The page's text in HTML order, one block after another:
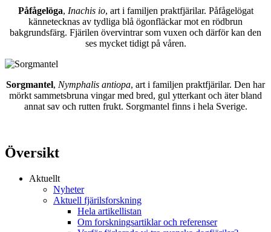
Påfågelöga, Inachis io, art i familjen praktfjärilar. Påfågelögat
kännetecknas av tydliga blå ögonfläckar mot en rödbrun
bakgrundsfärg. Fjärilen övervintrar som vuxen och därför kan den
ses mycket tidigt på våren.
Sorgmantel, Nymphalis antiopa, art i familjen praktfjärilar. Den har
mörkt sammetsbruna vingar med bred, gul ytterkant och äter bland
annat sav och rutten frukt. Sorgmantel finns i hela Sverige.
Översikt
Aktuellt
Nyheter
Aktuell fjärilsforskning
Hela artikellistan
Om forskningsartiklar och referenser